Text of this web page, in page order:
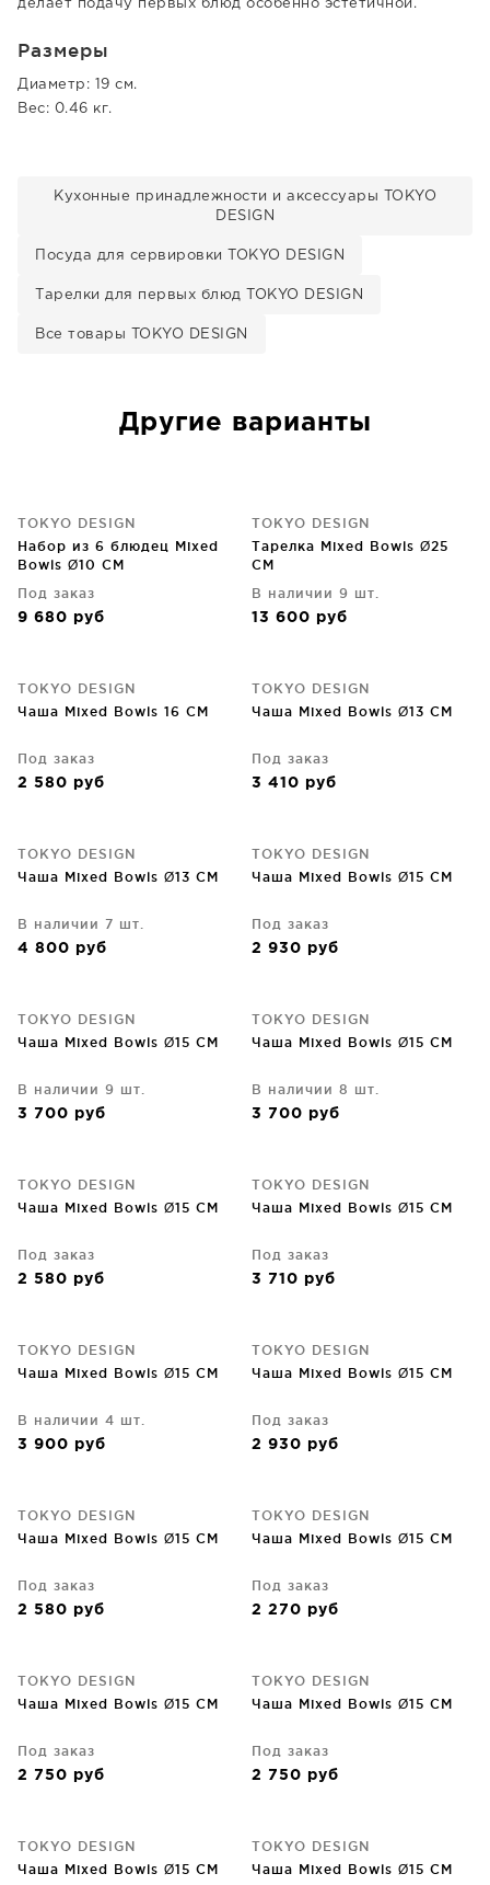
делает подачу первых блюд особенно эстетичной.
Размеры
Диаметр: 19 см.
Вес: 0.46 кг.
Кухонные принадлежности и аксессуары TOKYO
DESIGN
Посуда для сервировки TOKYO DESIGN
Тарелки для первых блюд TOKYO DESIGN
Все товары TOKYO DESIGN
Другие варианты
TOKYO DESIGN
Набор из 6 блюдец Mixed
Bowls Ø10 CM
Под заказ
9 680 руб
TOKYO DESIGN
Тарелка Mixed Bowls Ø25
CM
В наличии 9 шт.
13 600 руб
TOKYO DESIGN
Чаша Mixed Bowls 16 CM
Под заказ
2 580 руб
TOKYO DESIGN
Чаша Mixed Bowls Ø13 CM
Под заказ
3 410 руб
TOKYO DESIGN
Чаша Mixed Bowls Ø13 CM
В наличии 7 шт.
4 800 руб
TOKYO DESIGN
Чаша Mixed Bowls Ø15 CM
Под заказ
2 930 руб
TOKYO DESIGN
Чаша Mixed Bowls Ø15 CM
В наличии 9 шт.
3 700 руб
TOKYO DESIGN
Чаша Mixed Bowls Ø15 CM
В наличии 8 шт.
3 700 руб
TOKYO DESIGN
Чаша Mixed Bowls Ø15 CM
Под заказ
2 580 руб
TOKYO DESIGN
Чаша Mixed Bowls Ø15 CM
Под заказ
3 710 руб
TOKYO DESIGN
Чаша Mixed Bowls Ø15 CM
В наличии 4 шт.
3 900 руб
TOKYO DESIGN
Чаша Mixed Bowls Ø15 CM
Под заказ
2 930 руб
TOKYO DESIGN
Чаша Mixed Bowls Ø15 CM
Под заказ
2 580 руб
TOKYO DESIGN
Чаша Mixed Bowls Ø15 CM
Под заказ
2 270 руб
TOKYO DESIGN
Чаша Mixed Bowls Ø15 CM
Под заказ
2 750 руб
TOKYO DESIGN
Чаша Mixed Bowls Ø15 CM
Под заказ
2 750 руб
TOKYO DESIGN
Чаша Mixed Bowls Ø15 CM
TOKYO DESIGN
Чаша Mixed Bowls Ø15 CM